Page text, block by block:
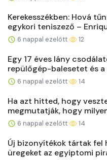
Kerekesszékben: Hová
egykori teniszező –
6 nappal ezelőtt 12
Egy 17 éves lány
repülőgép-balesetet és
6 nappal ezelőtt 14
Ha azt hitted, hogy
megmutatják, hogy
6 nappal ezelőtt 14
Új bizonyítékok tártak fel
üregeket az egyiptomi